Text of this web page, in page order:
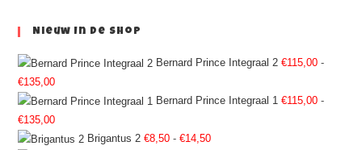
Nieuw In De Shop
Bernard Prince Integraal 2 €115,00 -
€135,00
Bernard Prince Integraal 1 €115,00 -
€135,00
Brigantus 2 €8,50 - €14,50